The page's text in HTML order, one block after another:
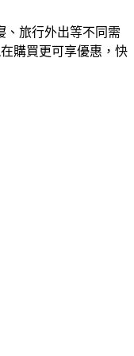
、旅行外出等不同需
購買更可享優惠，快